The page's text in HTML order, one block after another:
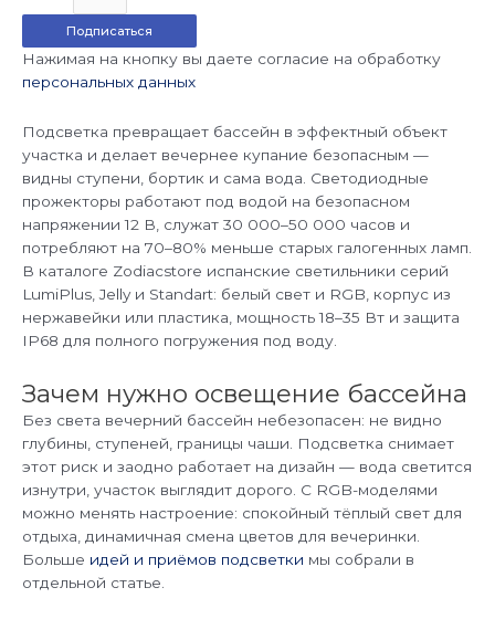
Подписаться
Нажимая на кнопку вы даете согласие на обработку
персональных данных
Подсветка превращает бассейн в эффектный объект
участка и делает вечернее купание безопасным —
видны ступени, бортик и сама вода. Светодиодные
прожекторы работают под водой на безопасном
напряжении 12 В, служат 30 000–50 000 часов и
потребляют на 70–80% меньше старых галогенных ламп.
В каталоге Zodiacstore испанские светильники серий
LumiPlus, Jelly и Standart: белый свет и RGB, корпус из
нержавейки или пластика, мощность 18–35 Вт и защита
IP68 для полного погружения под воду.
Зачем нужно освещение бассейна
Без света вечерний бассейн небезопасен: не видно
глубины, ступеней, границы чаши. Подсветка снимает
этот риск и заодно работает на дизайн — вода светится
изнутри, участок выглядит дорого. С RGB-моделями
можно менять настроение: спокойный тёплый свет для
отдыха, динамичная смена цветов для вечеринки.
Больше идей и приёмов подсветки мы собрали в
отдельной статье.